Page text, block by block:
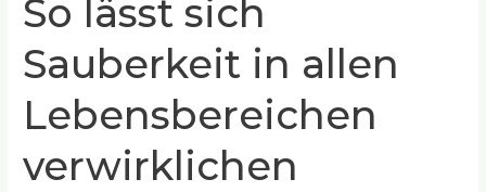
So lässt sich
Sauberkeit in allen
Lebensbereichen
verwirklichen